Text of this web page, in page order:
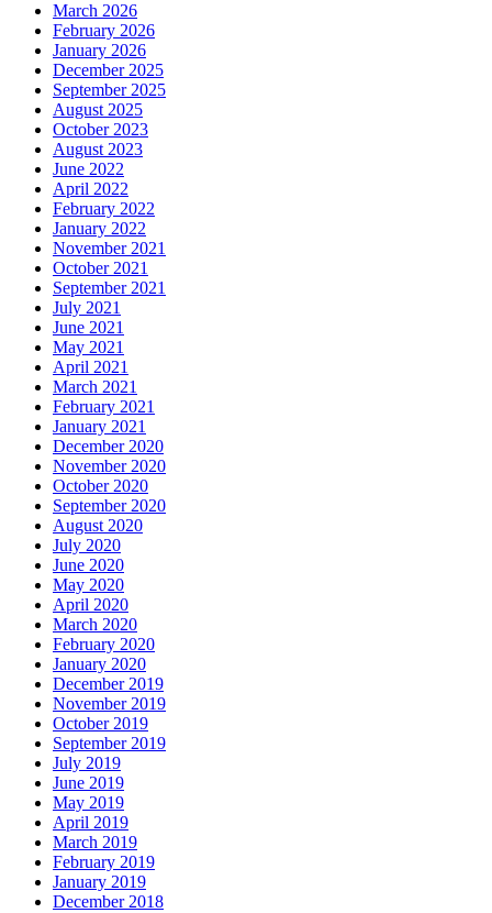
March 2026
February 2026
January 2026
December 2025
September 2025
August 2025
October 2023
August 2023
June 2022
April 2022
February 2022
January 2022
November 2021
October 2021
September 2021
July 2021
June 2021
May 2021
April 2021
March 2021
February 2021
January 2021
December 2020
November 2020
October 2020
September 2020
August 2020
July 2020
June 2020
May 2020
April 2020
March 2020
February 2020
January 2020
December 2019
November 2019
October 2019
September 2019
July 2019
June 2019
May 2019
April 2019
March 2019
February 2019
January 2019
December 2018